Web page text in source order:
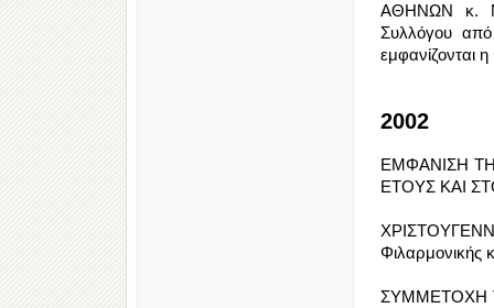
ΑΘΗΝΩΝ κ.
Συλλόγου
εμφανίζονται
2002
ΕΜΦΑΝΙΣΗ
ΕΤΟΥΣ ΚΑΙ
Φιλαρμονικής
ΣΥΜΜΕΤΟΧΗ